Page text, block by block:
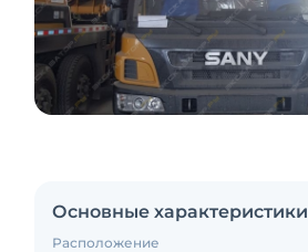
Основные характеристики
Расположение